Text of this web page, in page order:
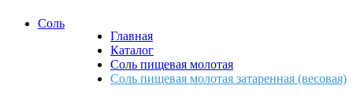
Главная
Каталог
Соль пищевая молотая
Соль пищевая молотая затаренная (весовая)
Соль